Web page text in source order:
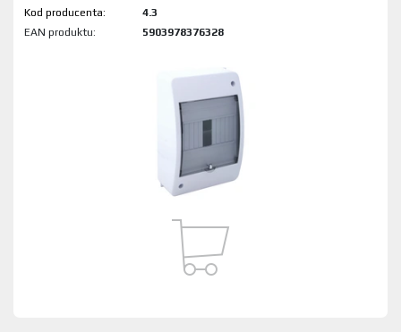
Kod produktu:
4.3
EAN produktu:
5903978376328